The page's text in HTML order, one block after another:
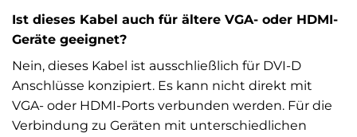
Ist dieses Kabel auch für ältere VGA- oder HDMI-
Geräte geeignet?
Nein, dieses Kabel ist ausschließlich für DVI-D
Anschlüsse konzipiert. Es kann nicht direkt mit
VGA- oder HDMI-Ports verbunden werden. Für die
Verbindung zu Geräten mit unterschiedlichen